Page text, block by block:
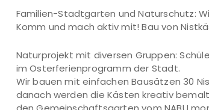
Familien-Stadtgarten und Naturschutz:
Komm und mach aktiv mit! Bau von
Naturprojekt mit diversen Gruppen:
im Osterferienprogramm der Stadt.
Wir bauen mit einfachen Bausätzen 30
danach werden die Kästen kreativ